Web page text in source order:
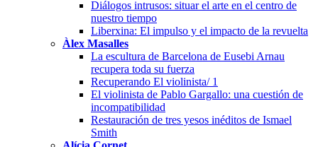
Diálogos intrusos: situar el arte en el centro de
nuestro tiempo
Liberxina: El impulso y el impacto de la revuelta
Àlex Masalles
La escultura de Barcelona de Eusebi Arnau
recupera toda su fuerza
Recuperando El violinista/ 1
El violinista de Pablo Gargallo: una cuestión de
incompatibilidad
Restauración de tres yesos inéditos de Ismael
Smith